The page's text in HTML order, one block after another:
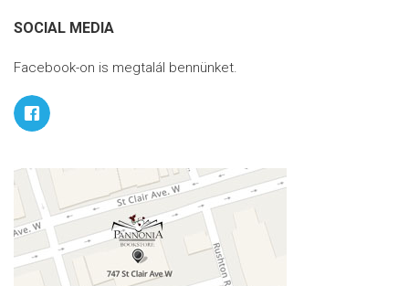
SOCIAL MEDIA
Facebook-on is megtalál bennünket.